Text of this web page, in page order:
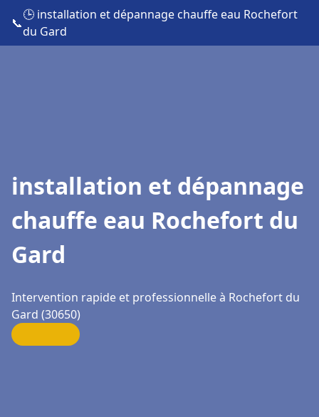
📞
🕒 installation et dépannage chauffe eau Rochefort
du Gard
installation et dépannage
chauffe eau Rochefort du
Gard
Intervention rapide et professionnelle à Rochefort du
Gard (30650)